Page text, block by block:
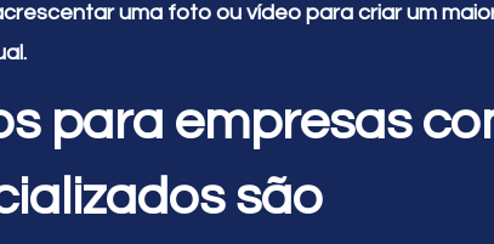
uma foto ou vídeo para criar um
para empresas
são